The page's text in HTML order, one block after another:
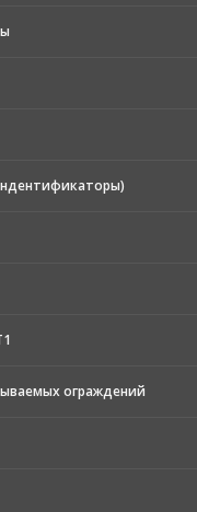
ограждений